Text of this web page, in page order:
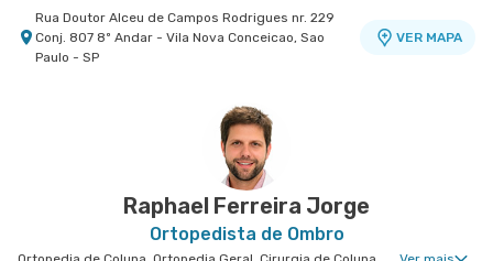
Rua Doutor Alceu de Campos Rodrigues nr. 229
Conj. 807 8º Andar - Vila Nova Conceicao, Sao
Paulo - SP
VER MAPA
Rua Das Perobas nr. 344 1º Subsolo - Jardim
Raphael Ferreira Jorge
Ortopedista de Ombro